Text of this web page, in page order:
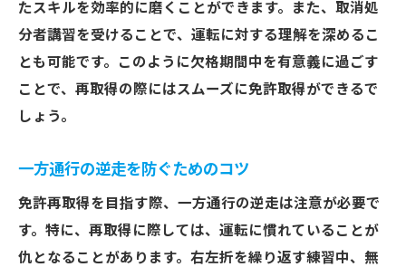
たスキルを効率的に磨くことができます。また、取消処
分者講習を受けることで、運転に対する理解を深めるこ
とも可能です。このように欠格期間中を有意義に過ごす
ことで、再取得の際にはスムーズに免許取得ができるで
しょう。
一方通行の逆走を防ぐためのコツ
免許再取得を目指す際、一方通行の逆走は注意が必要で
す。特に、再取得に際しては、運転に慣れていることが
仇となることがあります。右左折を繰り返す練習中、無